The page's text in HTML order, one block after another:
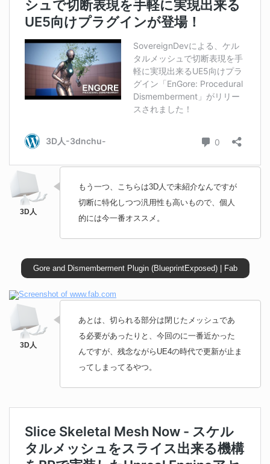
もう一つ、こちらは3D人で未紹介なんですが
切断に特化しつつ汎用性も高いもので、個人
的には今一番オススメ。
Gore and Dismemberment Plugin (BlueprintExposed) | Fab
あとは、切られる部分は閉じたメッシュであ
る必要があったりと、今回のに一番近かった
んですが、残念ながらUE4の時代で更新が止ま
ってしまってるやつ。